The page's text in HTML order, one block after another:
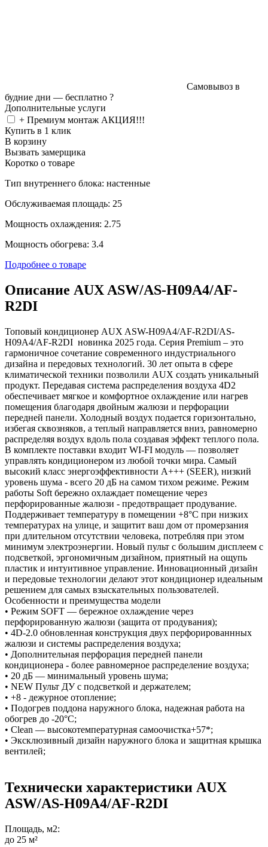
Самовывоз в
будние дни — бесплатно ?
Дополнительные услуги
+ Премиум монтаж АКЦИЯ!!!
Купить в 1 клик
В корзину
Вызвать замерщика
Коротко о товаре
Тип внутреннего блока: настенные
Обслуживаемая площадь: 25
Мощность охлаждения: 2.75
Мощность обогрева: 3.4
Подробнее о товаре
Описание AUX ASW/AS-H09A4/AF-
R2DI
Топовый кондиционер AUX ASW-H09A4/AF-R2DI/AS-
H09A4/AF-R2DI новинка 2025 года. Серия Premium – это
гармоничное сочетание современного индустриального
дизайна и передовых технологий. 30 лет опыта в сфере
климатической техники позволили AUX создать уникальный
продукт. Передавая система распределения воздуха 4D2
обеспечивает мягкое и комфортное охлаждение или нагрев
помещения благодаря двойным жалюзи и перфорации
передней панели. Холодный воздух подается горизонтально,
избегая сквозняков, а теплый направляется вниз, равномерно
распределяя воздух вдоль пола создавая эффект теплого пола.
В комплекте поставки входит WI-FI модуль — позволяет
управлять кондиционером из любой точки мира. Самый
высокий класс энергоэффективности А+++ (SEER), низкий
уровень шума - всего 20 дБ на самом тихом режиме. Режим
работы Soft бережно охлаждает помещение через
перфорированные жалюзи - предотвращает продувание.
Поддерживает температуру в помещении +8°C при низких
температурах на улице, и защитит ваш дом от промерзания
при длительном отсутствии человека, потребляя при этом
минимум электроэнергии. Новый пульт с большим дисплеем с
подсветкой, эргономичным дизайном, приятный на ощупь
пластик и интуитивное управление. Инновационный дизайн
и передовые технологии делают этот кондиционер идеальным
решением для самых взыскательных пользователей.
Особенности и преимущества модели
• Режим SOFT — бережное охлаждение через
перфорированную жалюзи (защита от продувания);
• 4D-2.0 обновленная конструкция двух перфорированнных
жалюзи и системы распределения воздуха;
• Дополнительная перфорация передней панели
кондиционера - более равномерное распределение воздуха;
• 20 дБ — минимальный уровень шума;
• NEW Пульт ДУ с подсветкой и держателем;
• +8 - дежурное отопление;
• Подогрев поддона наружного блока, надежная работа на
обогрев до -20°C;
• Clean — высокотемпературная самоочистка+57*;
• Эксклюзивный дизайн наружного блока и защитная крышка
вентилей;
Технически характеристики AUX
ASW/AS-H09A4/AF-R2DI
Площадь, м2:
до 25 м²